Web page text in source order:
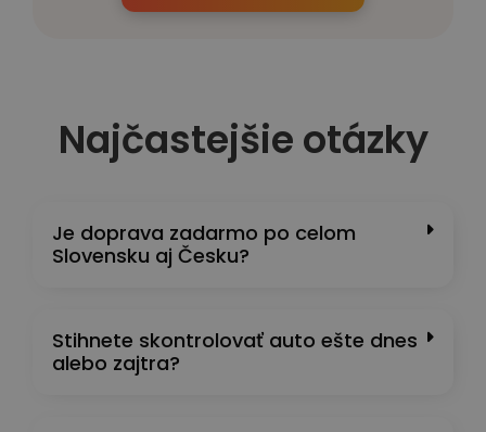
Najčastejšie otázky
Je doprava zadarmo po celom
Slovensku aj Česku?
Stihnete skontrolovať auto ešte dnes
alebo zajtra?